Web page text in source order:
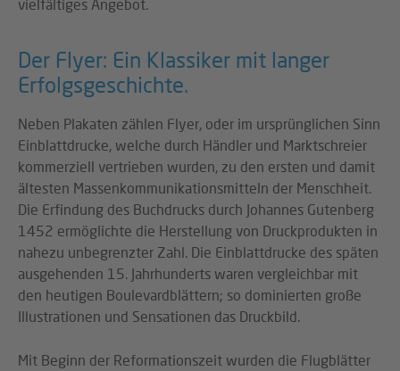
vielfältiges Angebot.
Der Flyer: Ein Klassiker mit langer
Erfolgsgeschichte.
Neben Plakaten zählen Flyer, oder im ursprünglichen Sinn
Einblattdrucke, welche durch Händler und Marktschreier
kommerziell vertrieben wurden, zu den ersten und damit
ältesten Massenkommunikationsmitteln der Menschheit.
Die Erfindung des Buchdrucks durch Johannes Gutenberg
1452 ermöglichte die Herstellung von Druckprodukten in
nahezu unbegrenzter Zahl. Die Einblattdrucke des späten
ausgehenden 15. Jahrhunderts waren vergleichbar mit
den heutigen Boulevardblättern; so dominierten große
Illustrationen und Sensationen das Druckbild.
Mit Beginn der Reformationszeit wurden die Flugblätter